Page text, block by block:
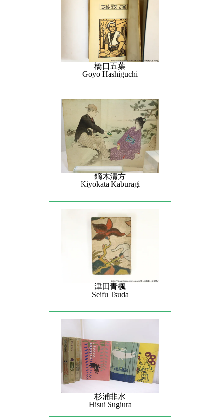
橋口五葉
Goyo Hashiguchi
鏑木清方
Kiyokata Kaburagi
津田青楓
Seifu Tsuda
杉浦非水
Hisui Sugiura